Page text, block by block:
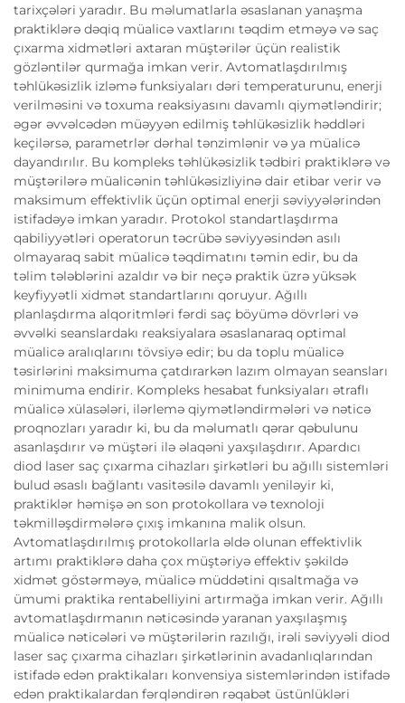
tarixçələri yaradır. Bu məlumatlarla əsaslanan yanaşma
praktiklərə dəqiq müalicə vaxtlarını təqdim etməyə və saç
çıxarma xidmətləri axtaran müştərilər üçün realistik
gözləntilər qurmağa imkan verir. Avtomatlaşdırılmış
təhlükəsizlik izləmə funksiyaları dəri temperaturunu, enerji
verilməsini və toxuma reaksiyasını davamlı qiymətləndirir;
əgər əvvəlcədən müəyyən edilmiş təhlükəsizlik həddləri
keçilərsə, parametrlər dərhal tənzimlənir və ya müalicə
dayandırılır. Bu kompleks təhlükəsizlik tədbiri praktiklərə və
müştərilərə müalicənin təhlükəsizliyinə dair etibar verir və
maksimum effektivlik üçün optimal enerji səviyyələrindən
istifadəyə imkan yaradır. Protokol standartlaşdırma
qabiliyyətləri operatorun təcrübə səviyyəsindən asılı
olmayaraq sabit müalicə təqdimatını təmin edir, bu da
təlim tələblərini azaldır və bir neçə praktik üzrə yüksək
keyfiyyətli xidmət standartlarını qoruyur. Ağıllı
planlaşdırma alqoritmləri fərdi saç böyümə dövrləri və
əvvəlki seanslardakı reaksiyalara əsaslanaraq optimal
müalicə aralıqlarını tövsiyə edir; bu da toplu müalicə
təsirlərini maksimuma çatdırarkən lazım olmayan seansları
minimuma endirir. Kompleks hesabat funksiyaları ətraflı
müalicə xülasələri, ilərlemə qiymətləndirmələri və nəticə
proqnozları yaradır ki, bu da məlumatlı qərar qəbulunu
asanlaşdırır və müştəri ilə əlaqəni yaxşılaşdırır. Apardıcı
diod laser saç çıxarma cihazları şirkətləri bu ağıllı sistemləri
bulud əsaslı bağlantı vasitəsilə davamlı yeniləyir ki,
praktiklər həmişə ən son protokollara və texnoloji
təkmilləşdirmələrə çıxış imkanına malik olsun.
Avtomatlaşdırılmış protokollarla əldə olunan effektivlik
artımı praktiklərə daha çox müştəriyə effektiv şəkildə
xidmət göstərməyə, müalicə müddətini qısaltmağa və
ümumi praktika rentabelliyini artırmağa imkan verir. Ağıllı
avtomatlaşdırmanın nəticəsində yaranan yaxşılaşmış
müalicə nəticələri və müştərilərin razılığı, irəli səviyyəli diod
laser saç çıxarma cihazları şirkətlərinin avadanlıqlarından
istifadə edən praktikaları konvensiya sistemlərindən istifadə
edən praktikalardan fərqləndirən rəqabət üstünlükləri